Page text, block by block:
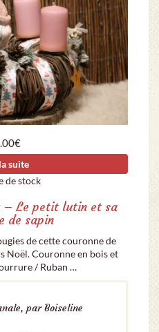
€
suite
de stock
– Le petit lutin et sa
de sapin
de cette couronne de
Noël. Couronne en bois et
/ Ruban …
par Boiseline